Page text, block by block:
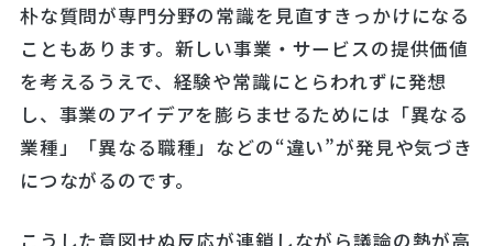
朴な質問が専門分野の常識を見直すきっかけになる
こともあります。新しい事業・サービスの提供価値
を考えるうえで、経験や常識にとらわれずに発想
し、事業のアイデアを膨らませるためには「異なる
業種」「異なる職種」などの“違い”が発見や気づき
につながるのです。
こうした意図せぬ反応が連鎖しながら議論の熱が高